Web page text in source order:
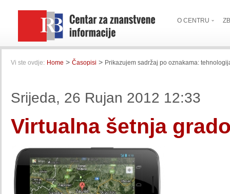
O CENTRU
Vi ste ovdje: Home > Časopisi > Prikazujem sadržaj po oznakama:
Srijeda, 26 Rujan 2012 12:33
Virtualna šetnja